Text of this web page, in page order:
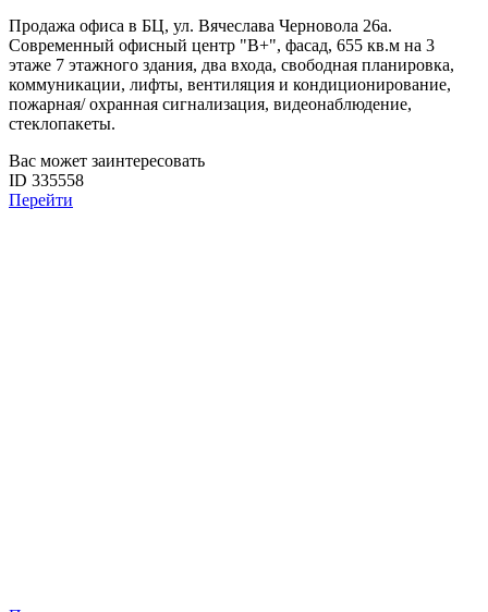
Продажа офиса в БЦ, ул. Вячеслава Черновола 26а.
Современный офисный центр "В+", фасад, 655 кв.м на 3
этаже 7 этажного здания, два входа, свободная планировка,
коммуникации, лифты, вентиляция и кондиционирование,
пожарная/ охранная сигнализация, видеонаблюдение,
стеклопакеты.
Вас может заинтересовать
ID 335558
Перейти